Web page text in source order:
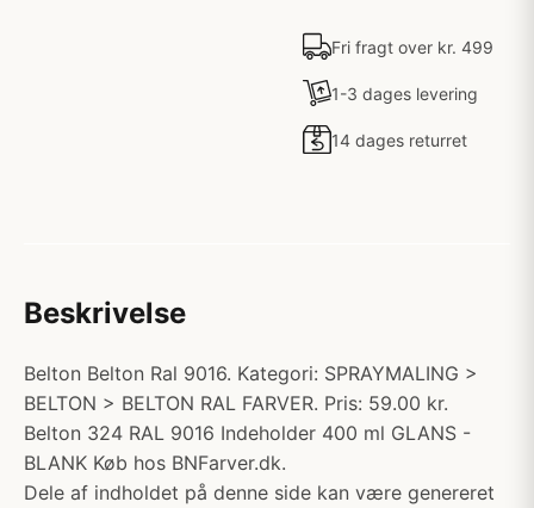
Fri fragt over kr. 499
1-3 dages levering
14 dages returret
Beskrivelse
Belton Belton Ral 9016. Kategori: SPRAYMALING >
BELTON > BELTON RAL FARVER. Pris: 59.00 kr.
Belton 324 RAL 9016 Indeholder 400 ml GLANS -
BLANK Køb hos BNFarver.dk.
Dele af indholdet på denne side kan være genereret